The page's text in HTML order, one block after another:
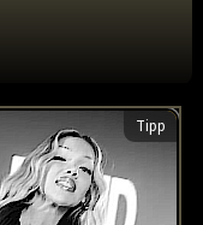
Tipp